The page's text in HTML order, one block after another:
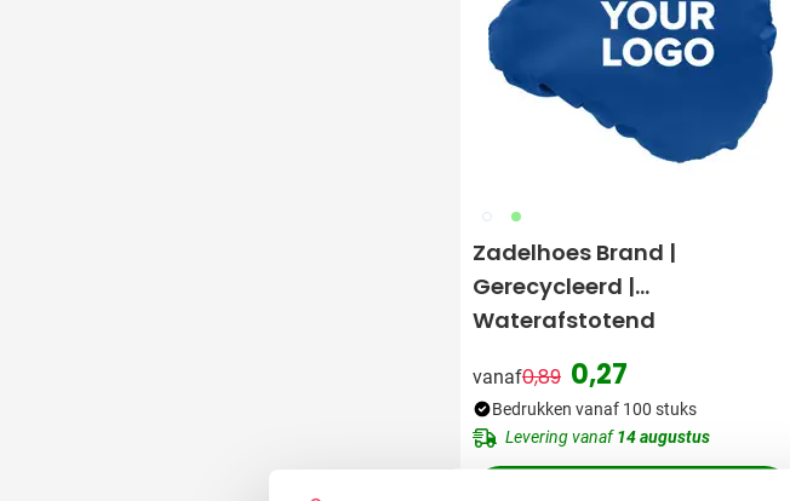
002 029
Zadelhoes Brand |
Gerecycleerd |
Waterafstotend
vanaf
Normale prijs
0,89 0,27
Bedrukken vanaf 100 stuks
Levering vanaf14 augustus